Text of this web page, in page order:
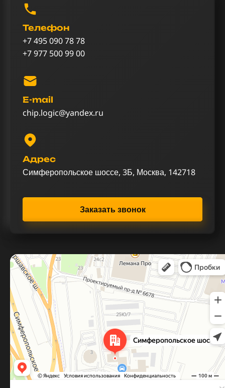
Телефон
+7 495 090 78 78
+7 977 500 99 00
E-mail
chip.logic@yandex.ru
Адрес
Симферопольское шоссе, 3Б, Москва, 142718
Заказать звонок